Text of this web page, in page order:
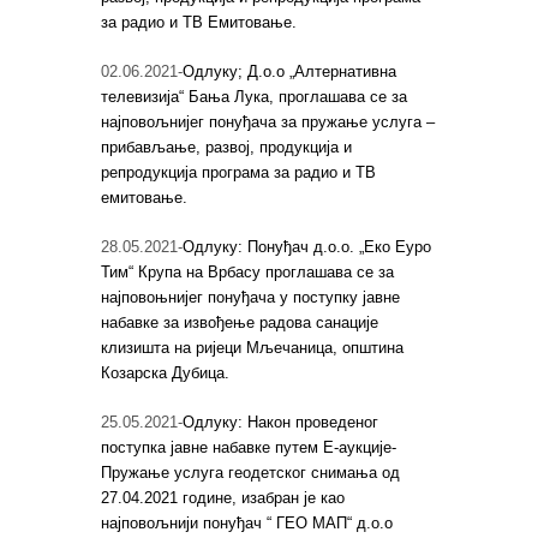
за радио и ТВ Емитовање.
02.06.2021-Одлуку; Д.о.о „Алтернативна
телевизија“ Бања Лука, проглашава се за
најповољнијег понуђача за пружање услуга –
прибављање, развој, продукција и
репродукција програма за радио и ТВ
емитовање.
28.05.2021-Одлуку: Понуђач д.о.о. „Еко Еуро
Тим“ Крупа на Врбасу проглашава се за
најповоњнијег понуђача у поступку јавне
набавке за извођење радова санације
клизишта на ријеци Мљечаница, општина
Козарска Дубица.
25.05.2021-Одлуку: Након проведеног
поступка јавне набавке путем Е-аукције-
Пружање услуга геодетског снимања од
27.04.2021 године, изабран је као
најповољнији понуђач “ ГЕО МАП“ д.о.о